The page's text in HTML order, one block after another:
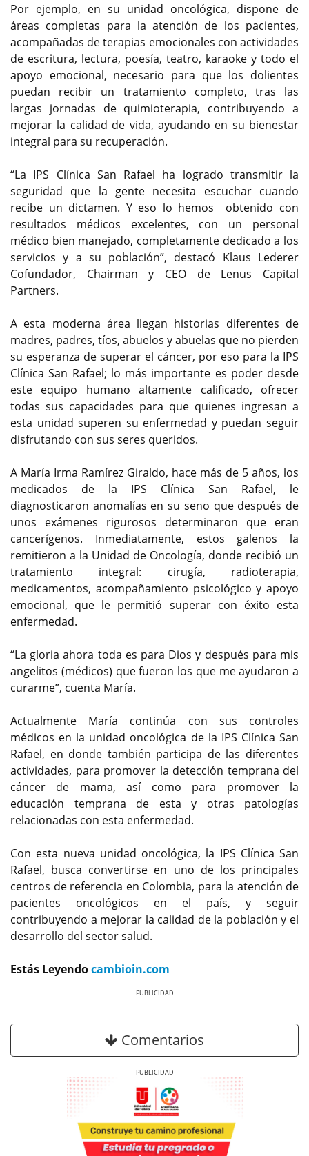
Por ejemplo, en su unidad oncológica, dispone de
áreas completas para la atención de los pacientes,
acompañadas de terapias emocionales con actividades
de escritura, lectura, poesía, teatro, karaoke y todo el
apoyo emocional, necesario para que los dolientes
puedan recibir un tratamiento completo, tras las
largas jornadas de quimioterapia, contribuyendo a
mejorar la calidad de vida, ayudando en su bienestar
integral para su recuperación.
“La IPS Clínica San Rafael ha logrado transmitir la
seguridad que la gente necesita escuchar cuando
recibe un dictamen. Y eso lo hemos obtenido con
resultados médicos excelentes, con un personal
médico bien manejado, completamente dedicado a los
servicios y a su población”, destacó Klaus Lederer
Cofundador, Chairman y CEO de Lenus Capital
Partners.
A esta moderna área llegan historias diferentes de
madres, padres, tíos, abuelos y abuelas que no pierden
su esperanza de superar el cáncer, por eso para la IPS
Clínica San Rafael; lo más importante es poder desde
este equipo humano altamente calificado, ofrecer
todas sus capacidades para que quienes ingresan a
esta unidad superen su enfermedad y puedan seguir
disfrutando con sus seres queridos.
A María Irma Ramírez Giraldo, hace más de 5 años, los
medicados de la IPS Clínica San Rafael, le
diagnosticaron anomalías en su seno que después de
unos exámenes rigurosos determinaron que eran
cancerígenos. Inmediatamente, estos galenos la
remitieron a la Unidad de Oncología, donde recibió un
tratamiento integral: cirugía, radioterapia,
medicamentos, acompañamiento psicológico y apoyo
emocional, que le permitió superar con éxito esta
enfermedad.
“La gloria ahora toda es para Dios y después para mis
angelitos (médicos) que fueron los que me ayudaron a
curarme”, cuenta María.
Actualmente María continúa con sus controles
médicos en la unidad oncológica de la IPS Clínica San
Rafael, en donde también participa de las diferentes
actividades, para promover la detección temprana del
cáncer de mama, así como para promover la
educación temprana de esta y otras patologías
relacionadas con esta enfermedad.
Con esta nueva unidad oncológica, la IPS Clínica San
Rafael, busca convertirse en uno de los principales
centros de referencia en Colombia, para la atención de
pacientes oncológicos en el país, y seguir
contribuyendo a mejorar la calidad de la población y el
desarrollo del sector salud.
Estás Leyendocambioin.com
Comentarios